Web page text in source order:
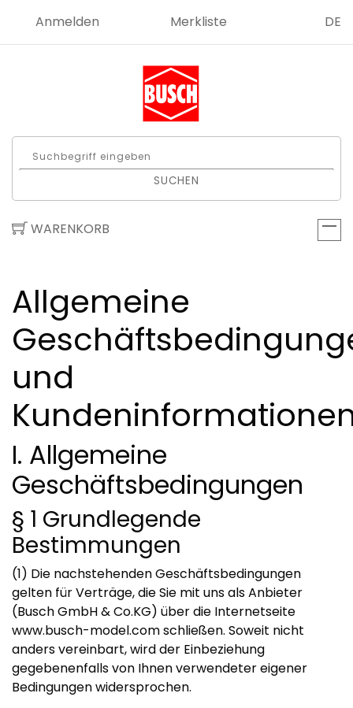
Anmelden Merkliste DE
SUCHEN
WARENKORB
Allgemeine
und
I. Allgemeine
Geschäftsbedingungen
§ 1 Grundlegende
Bestimmungen
(1) Die nachstehenden Geschäftsbedingungen
gelten für Verträge, die Sie mit uns als Anbieter
(Busch GmbH & Co.KG) über die Internetseite
www.busch-model.comschließen. Soweit nicht
anders vereinbart, wird der Einbeziehung
gegebenenfalls von Ihnen verwendeter eigener
Bedingungen widersprochen.